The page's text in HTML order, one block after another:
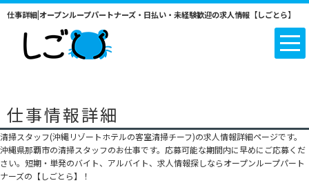
仕事詳細|オープンループパートナーズ・日払い・未経験歓迎の求人情報【しごとら】
仕事情報詳細
清掃スタッフ(沖縄リゾートホテルの客室清掃チーフ)の求人情報詳細ページです。
沖縄県那覇市の清掃スタッフのお仕事です。応募可能な期間内に早めにご応募くだ
さい。短期・単発のバイト、アルバイト、求人情報探しならオープンループパート
ナーズの【しごとら】！